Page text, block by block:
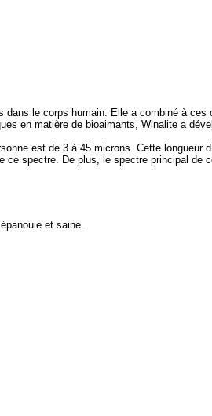
le corps humain. Elle a combiné à ces
en matière de bioaimants, Winalite a
est de 3 à 45 microns. Cette longueur
ce spectre. De plus, le spectre principal de
et saine.